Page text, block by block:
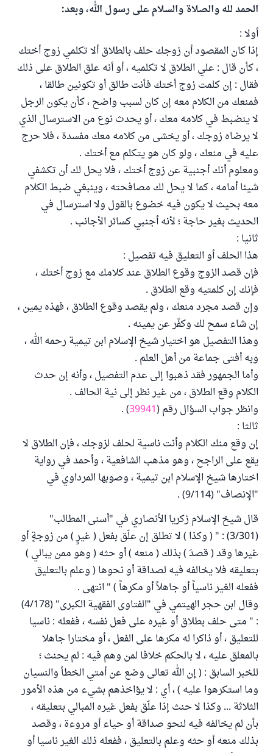
الحمد لله والصلاة والسلام على رسول الله، وبعد:
أولا :
إذا كان المقصود أن زوجك حلف بالطلاق ألا تكلمي زوج أختك
، كأن قال : علي الطلاق لا تكلميه ، أو أنه علق الطلاق على ذلك
فقال : إن كلمت زوج أختك فأنت طالق أو تكونين طالقا ،
فمنعك من الكلام معه إن كان لسبب واضح ، كأن يكون الرجل
لا ينضبط في كلامه معك ، أو يحدث نوع من الاسترسال الذي
لا يرضاه زوجك ، أو يخشى من كلامه معك مفسدة ، فلا حرج
عليه في منعك ، ولو كان هو يتكلم مع أختك .
ومعلوم أنك أجنبية عن زوج أختك ، فلا يحل لك أن تكشفي
شيئا أمامه ، كما لا يحل لك مصافحته ، وينبغي ضبط الكلام
معه بحيث لا يكون فيه خضوع بالقول ولا استرسال في
الحديث بغير حاجة ؛ لأنه أجنبي كسائر الأجانب .
ثانيا :
هذا الحلف أو التعليق فيه تفصيل :
فإن قصد الزوج وقوع الطلاق عند كلامك مع زوج أختك ،
فإنك إن كلمتيه وقع الطلاق .
وإن قصد مجرد منعك ، ولم يقصد وقوع الطلاق ، فهذه يمين ،
إن شاء سمح لك وكفّر عن يمينه .
وهذا التفصيل هو اختيار شيخ الإسلام ابن تيمية رحمه الله ،
وبه أفتى جماعة من أهل العلم .
وأما الجمهور فقد ذهبوا إلى عدم التفصيل ، وأنه إن حدث
الكلام وقع الطلاق ، من غير نظر إلى نية الحالف .
وانظر جواب السؤال رقم (39941
) .
ثالثا :
إن وقع منك الكلام وأنت ناسية لحلف لزوجك ، فإن الطلاق لا
يقع على الراجح ، وهو مذهب الشافعية ، وأحمد في رواية
اختارها شيخ الإسلام ابن تيمية ، وصوبها المرداوي في
"الإنصاف" (9/114) .
قال شيخ الإسلام زكريا الأنصاري في "أسنى المطالب"
(3/301) : " ( وكذا ) لا تطلق إن علّق بفعل ( غيرٍ ) من زوجةٍ أو
غيرها وقد ( قصدَ ) بذلك ( منعه ) أو حثه ( وهو ممن يبالي )
بتعليقه فلا يخالفه فيه لصداقة أو نحوها ( وعلم بالتعليق
ففعله الغير ناسياً أو جاهلاً أو مكرهاً ) " انتهى .
وقال ابن حجر الهيتمي في "الفتاوى الفقهية الكبرى" (4/178)
: " متى حلف بطلاق أو غيره على فعل نفسه ، ففعله : ناسيا
للتعليق ، أو ذاكرا له مكرها على الفعل ، أو مختارا جاهلا
بالمعلق عليه ، لا بالحكم خلافا لمن وهم فيه : لم يحنث ؛
للخبر السابق : ( إن الله تعالى وضع عن أمتي الخطأ والنسيان
وما استكرهوا عليه ) ، أي : لا يؤاخذهم بشيء من هذه الأمور
الثلاثة ... وكذا لا حنث إذا علّق بفعل غيره المبالي بتعليقه ،
بأن لم يخالفه فيه لنحو صداقة أو حياء أو مروءة ، وقصد
بذلك منعه أو حثه وعلم بالتعليق ، ففعله ذلك الغير ناسيا أو